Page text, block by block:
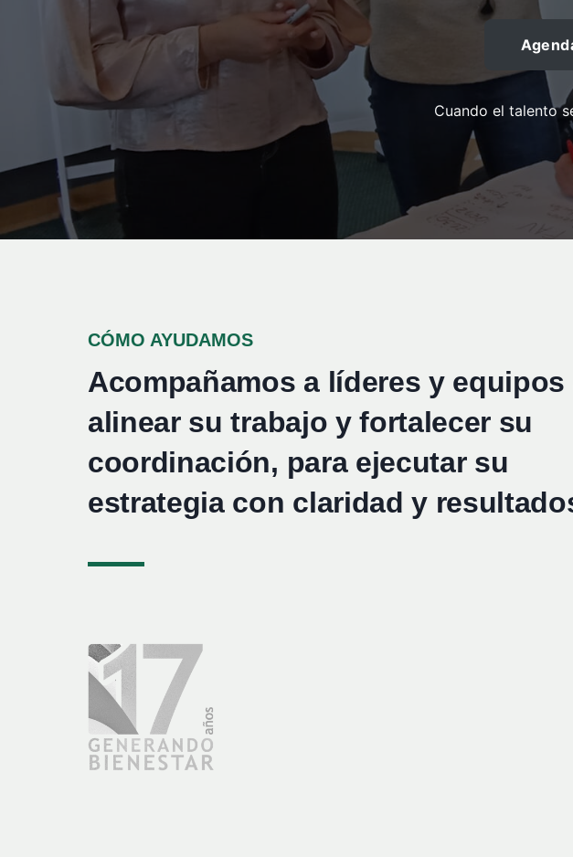
Cuando el talento
CÓMO AYUDAMOS
Acompañamos a líderes y equipos
alinear su trabajo y fortalecer su
coordinación, para ejecutar su
estrategia con claridad y